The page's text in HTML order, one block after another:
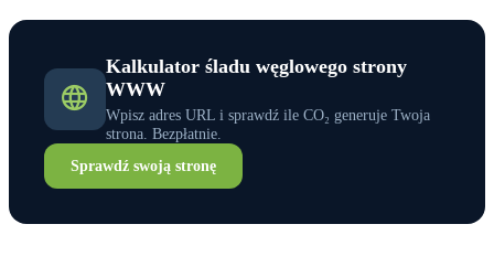
Kalkulator śladu węglowego strony
WWW
Wpisz adres URL i sprawdź ile CO₂ generuje Twoja
strona. Bezpłatnie.
Sprawdź swoją stronę